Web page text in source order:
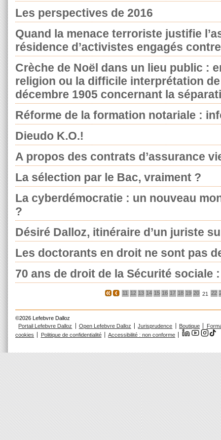
Les perspectives de 2016
Quand la menace terroriste justifie
résidence d’activistes engagés
Crèche de Noël dans un lieu public :
religion ou la difficile interprétation de
décembre 1905 concernant la
Réforme de la formation notariale :
Dieudo K.O.!
A propos des contrats d’assurance
La sélection par le Bac, vraiment ?
La cyberdémocratie : un nouveau
?
Désiré Dalloz, itinéraire d’un juriste
Les doctorants en droit ne sont pas
70 ans de droit de la Sécurité sociale
11 12 13 14 15 16 17 18 19 20 21 22
©2026 Lefebvre Dalloz
Portail Lefebvre Dalloz
Open Lefebvre Dalloz Jurisprudence Boutique
cookies
Politique de confidentialité Accessibilité : non conforme